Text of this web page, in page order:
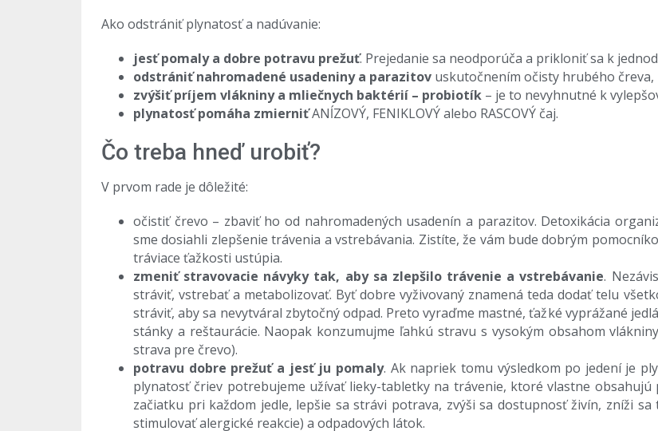
Ako odstrániť plynatosť a nadúvanie:
jesť pomaly a dobre potravu prežuť. Prejedanie sa neodporúča a prikloniť sa k
odstrániť nahromadené usadeniny a parazitov uskutočnením očisty hrubého čreva,
zvýšiť príjem vlákniny a mliečnych baktérií – probiotík – je to nevyhnutné k
plynatosť pomáha zmierniťANĺZOVÝ, FENIKLOVÝ alebo RASCOVÝ čaj.
Čo treba hneď urobiť?
V prvom rade je dôležité:
očistiť črevo – zbaviť ho od nahromadených usadenín a parazitov. Detoxikácia
sme dosiahli zlepšenie trávenia a vstrebávania. Zistíte, že vám bude dobrým
tráviace ťažkosti ustúpia.
zmeniť stravovacie návyky tak, aby sa zlepšilo trávenie a vstrebávanie.
stráviť, vstrebať a metabolizovať. Byť dobre vyživovaný znamená teda dodať telu
stráviť, aby sa nevytváral zbytočný odpad. Preto vyraďme mastné, ťažké vyprážané
stánky a reštaurácie. Naopak konzumujme ľahkú stravu s vysokým obsahom
strava pre črevo).
potravu dobre prežuť a jesť ju pomaly. Ak napriek tomu výsledkom po jedení je
plynatosť čriev potrebujeme užívať lieky-tabletky na trávenie, ktoré vlastne obsahujú
začiatku pri každom jedle, lepšie sa strávi potrava, zvýši sa dostupnosť živín, zníži
stimulovať alergické reakcie) a odpadových látok.